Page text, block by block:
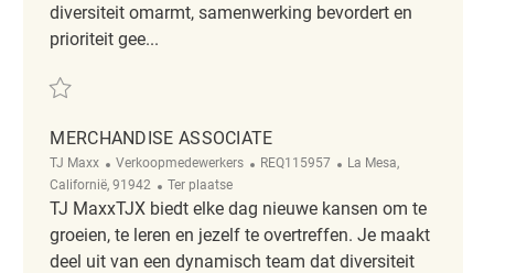
diversiteit omarmt, samenwerking bevordert en
prioriteit gee...
Redden Merchandise Associate REQ56476
MERCHANDISE ASSOCIATE
TJ Maxx Categorie
Verkoopmedewerkers ReqId
REQ115957 Plaats
La Mesa,
Californië, 91942
Afgelegen
Ter plaatse
TJ MaxxTJX biedt elke dag nieuwe kansen om te
groeien, te leren en jezelf te overtreffen. Je maakt
deel uit van een dynamisch team dat diversiteit